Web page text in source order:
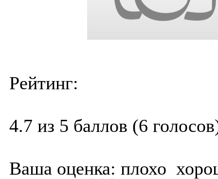
Рейтинг:
4.7 из 5 баллов (6
Ваша оценка: плохо